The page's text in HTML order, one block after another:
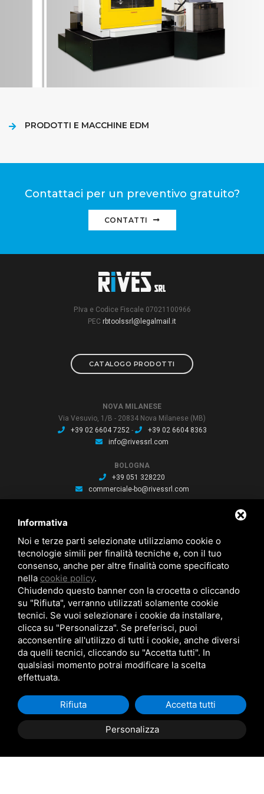
PRODOTTI E MACCHINE EDM
Contattaci per un preventivo gratuito?
CONTATTI
P.Iva e Codice Fiscale 07021100966
PEC rbtoolssrl@legalmail.it
CATALOGO PRODOTTI
NOVA MILANESE
Via Vesuvio, 1/B - 20834 Nova Milanese (MB)
+39 02 6604 7252-
+39 02 6604 8363
info@rivessrl.com
BOLOGNA
+39 051 328220
commerciale-bo@rivessrl.com
commerciale-pn@rivessrl.com
ULTIME NEWS
Nuova BP smart installata: Nuova BP smart installata
Nuova bussola Agathon: Nuova bussola Agathon per stampaggio
plastica
Brochure saldatura: Brochure saldatura Lase one WS fili per saldatura
Policy
Informativa
Noi e terze parti selezionate utilizziamo cookie o
tecnologie simili per finalità tecniche e, con il tuo
consenso, anche per altre finalità come specificato
nella cookie policy.
Chiudendo questo banner con la crocetta o cliccando
su "Rifiuta", verranno utilizzati solamente cookie
tecnici. Se vuoi selezionare i cookie da installare,
clicca su "Personalizza". Se preferisci, puoi
acconsentire all'utilizzo di tutti i cookie, anche diversi
da quelli tecnici, cliccando su "Accetta tutti". In
qualsiasi momento potrai modificare la scelta
effettuata.
Personalizza
Rifiuta Accetta tutti